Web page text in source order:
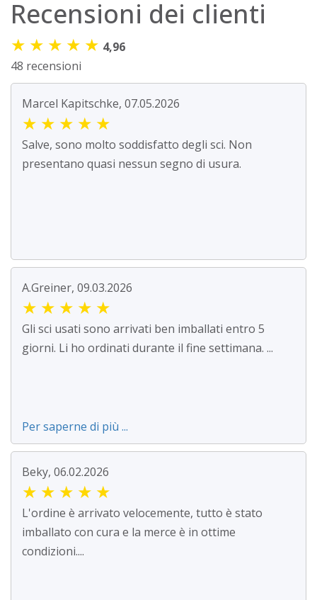
Recensioni dei clienti
★ ★ ★ ★ ★ 4,96
48 recensioni
Marcel Kapitschke, 07.05.2026
★ ★ ★ ★ ★
Salve, sono molto soddisfatto degli sci. Non
presentano quasi nessun segno di usura.
A.Greiner, 09.03.2026
★ ★ ★ ★ ★
Gli sci usati sono arrivati ben imballati entro 5
giorni. Li ho ordinati durante il fine settimana. ...
Per saperne di più ...
Beky, 06.02.2026
★ ★ ★ ★ ★
L'ordine è arrivato velocemente, tutto è stato
imballato con cura e la merce è in ottime
condizioni....